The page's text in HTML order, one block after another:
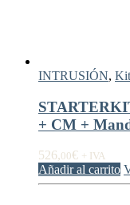
INTRUSIÓN,
+ CM +
526,00€ + IVA
Añadir al carrito